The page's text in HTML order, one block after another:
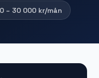
– 30 000 kr/mån